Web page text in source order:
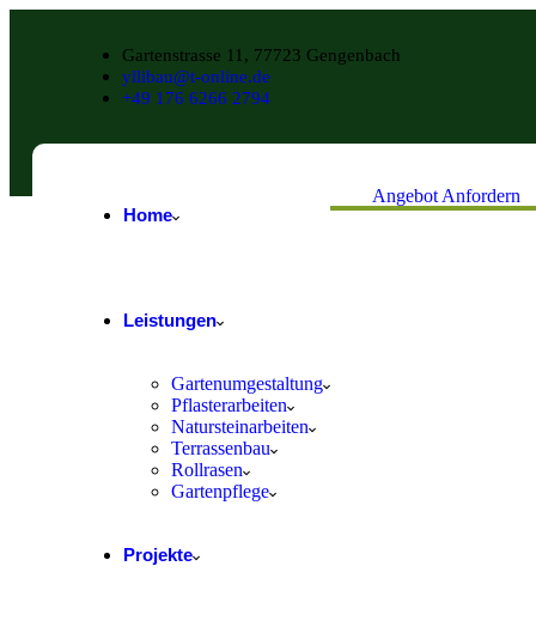
Gartenstrasse 11, 77723 Gengenbach
yllibau@t-online.de
+49 176 6266 2794
Home
Leistungen
Gartenumgestaltung
Pflasterarbeiten
Natursteinarbeiten
Terrassenbau
Rollrasen
Gartenpflege
Projekte
Angebot Anfordern